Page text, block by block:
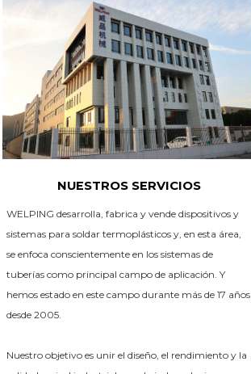
NUESTROS SERVICIOS
WELPING desarrolla, fabrica y vende dispositivos y
sistemas para soldar termoplásticos y, en esta área,
se enfoca conscientemente en los sistemas de
tuberías como principal campo de aplicación. Y
hemos estado en este campo durante más de 17 años
desde 2005.
Nuestro objetivo es unir el diseño, el rendimiento y la